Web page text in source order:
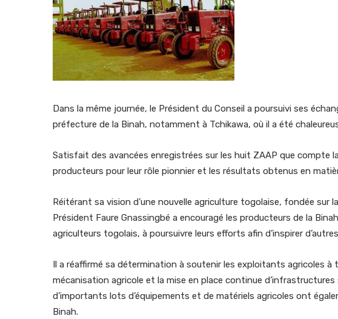
Dans la même journée, le Président du Conseil a poursuivi ses
préfecture de la Binah, notamment à Tchikawa, où il a été
Satisfait des avancées enregistrées sur les huit ZAAP que compte
producteurs pour leur rôle pionnier et les résultats obtenus en
Réitérant sa vision d’une nouvelle agriculture togolaise, fondée sur
Président Faure Gnassingbé a encouragé les producteurs de la
agriculteurs togolais, à poursuivre leurs efforts afin d’inspirer
Il a réaffirmé sa détermination à soutenir les exploitants agricoles à
mécanisation agricole et la mise en place continue
d’importants lots d’équipements et de matériels agricoles ont
Binah.